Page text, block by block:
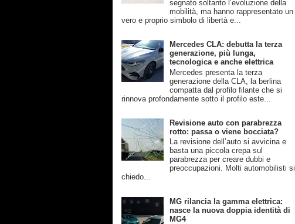
segnato soltanto l’evoluzione della
mobilità, ma hanno rappresentato un
vero e proprio simbolo di libertà e...
Mercedes CLA: debutta la terza
generazione, più lunga,
tecnologica e anche elettrica
Mercedes presenta la terza
generazione della CLA, la berlina
compatta dal profilo filante che si
rinnova profondamente sotto il profilo este...
Revisione auto con parabrezza
rotto: passa o viene bocciata?
La revisione dell’auto si avvicina e
basta una piccola crepa sul
parabrezza per creare dubbi e
preoccupazioni. Molti automobilisti si
chiedo...
MG rilancia la gamma elettrica:
nasce la nuova doppia identità di
MG4